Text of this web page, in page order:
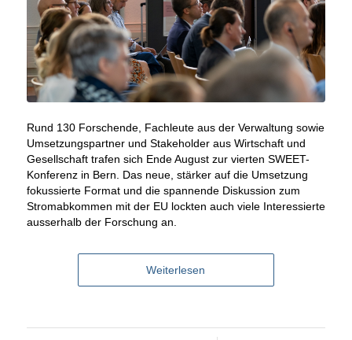
Rund 130 Forschende, Fachleute aus der Verwaltung sowie
Umsetzungspartner und Stakeholder aus Wirtschaft und
Gesellschaft trafen sich Ende August zur vierten SWEET-
Konferenz in Bern. Das neue, stärker auf die Umsetzung
fokussierte Format und die spannende Diskussion zum
Stromabkommen mit der EU lockten auch viele Interessierte
ausserhalb der Forschung an.
Weiterlesen